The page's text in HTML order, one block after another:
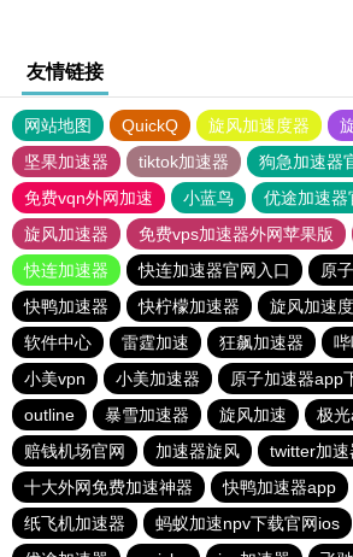
友情链接
网站地图 QuickQ 旋风加速度器
坚果加速器
tiktok加速器
狗急加速器
免费vqn外网加速
小蓝鸟 优途加速器
旋风加速器
免费vps加速器外网苹果版
快连加速器
快连加速器官网入口
原
快鸭加速器
快柠檬加速器 旋风加速
软件中心
雷霆加速 狂飙加速器
小美vpn
小美加速器
原子加速器app
outline
暴雪加速器 旋风加速
极
赔钱机场官网
加速器旋风
twitter加速
十大外网免费加速神器
快鸭加速器app
纸飞机加速器
蚂蚁加速npv下载官网ios